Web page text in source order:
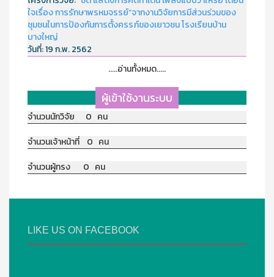
ใจเรื่อง การรักษาพรหมจรรย์”จากงานวิจัยการมีส่วนร่วมของ
ชุมชนในการป้องกันการตั้งครรภ์ของเยาวชน โรงเรียนบ้าน
บางใหญ่
วันที่:19 ก.พ. 2562
.....อ่านทั้งหมด.....
ผู้เข้าใช้งานระบบ
จำนวนนักวิจัย 0 คน
จำนวนเจ้าหน้าที่ 0 คน
จำนวนผู้ทรง 0 คน
LIKE US ON FACEBOOK